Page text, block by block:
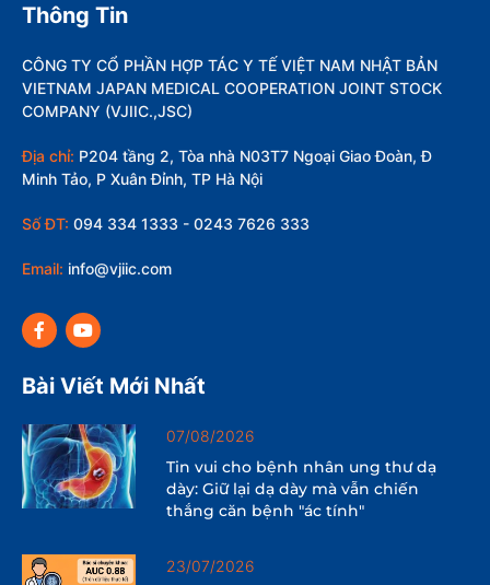
Thông Tin
CÔNG TY CỔ PHẦN HỢP TÁC Y TẾ VIỆT NAM NHẬT BẢN
VIETNAM JAPAN MEDICAL COOPERATION JOINT STOCK
COMPANY (VJIIC.,JSC)
Địa chỉ: P204 tầng 2, Tòa nhà N03T7 Ngoại Giao Đoàn, Đ
Minh Tảo, P Xuân Đỉnh, TP Hà Nội
Số ĐT: 094 334 1333 - 0243 7626 333
Email: info@vjiic.com
Bài Viết Mới Nhất
07/08/2026
Tin vui cho bệnh nhân ung thư dạ
dày: Giữ lại dạ dày mà vẫn chiến
thắng căn bệnh "ác tính"
23/07/2026